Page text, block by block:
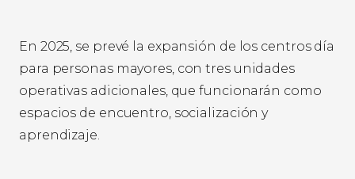
En 2025, se prevé la expansión de los centros día
para personas mayores, con tres unidades
operativas adicionales, que funcionarán como
espacios de encuentro, socialización y
aprendizaje.